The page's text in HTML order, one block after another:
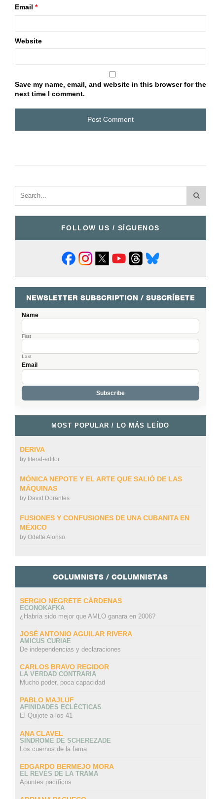
Email *
Website
Save my name, email, and website in this browser for the
next time I comment.
FOLLOW US / SÍGUENOS
NEWSLETTER SUBSCRIPTION / SUSCRÍBETE
Name
First
Last
Email
MOST POPULAR / LO MÁS LEÍDO
DERIVA
by literal-editor
MÓNICA NEPOTE Y EL ARTE QUE SALIÓ DE LAS
MÁQUINAS
by David Dorantes
FUSIONES Y CONFUSIONES DE UNA CUBANITA EN
MÉXICO
by Odette Alonso
COLUMNISTS / COLUMNISTAS
SERGIO NEGRETE CÁRDENAS
ECONOKAFKA
¿Habría sido mejor que AMLO ganara en 2006?
JOSÉ ANTONIO AGUILAR RIVERA
AMICUS CURIAE
De independencias y declaraciones
CARLOS BRAVO REGIDOR
LA VERDAD CONTRARIA
Mucho poder, poca capacidad
PABLO MAJLUF
AFINIDADES ECLÉCTICAS
El Quijote a los 41
ANA CLAVEL
SÍNDROME DE SCHEREZADE
Los cuernos de la fama
EDGARDO BERMEJO MORA
EL REVÉS DE LA TRAMA
Apuntes pacíficos